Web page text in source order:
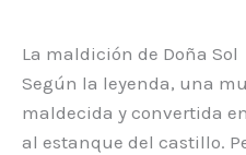
La maldición de Doña Sol
Según la leyenda, una
maldecida y convertida
al estanque del castillo.